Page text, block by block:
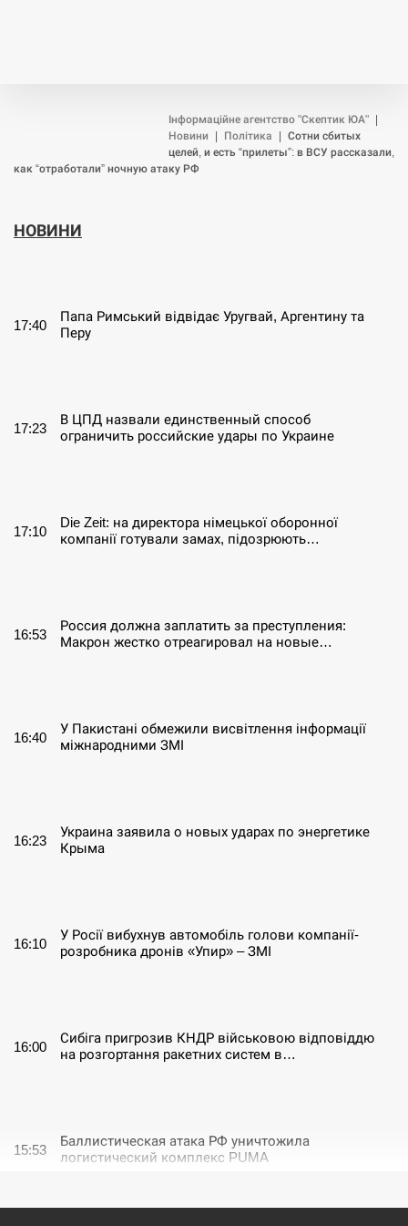
Інформаційне агентство "Скептик ЮА"
Новини
Політика
Сотни сбитых
целей, и есть “прилеты”: в ВСУ рассказали,
как “отработали” ночную атаку РФ
НОВИНИ
17:40
Папа Римський відвідає Уругвай, Аргентину та
Перу
17:23
В ЦПД назвали единственный способ
ограничить российские удары по Украине
17:10
Die Zeit: на директора німецької оборонної
компанії готували замах, підозрюють…
16:53
Россия должна заплатить за преступления:
Макрон жестко отреагировал на новые…
16:40
У Пакистані обмежили висвітлення інформації
міжнародними ЗМІ
16:23
Украина заявила о новых ударах по энергетике
Крыма
16:10
У Росії вибухнув автомобіль голови компанії-
розробника дронів «Упир» – ЗМІ
16:00
Сибіга пригрозив КНДР військовою відповіддю
на розгортання ракетних систем в…
15:53
Баллистическая атака РФ уничтожила
логистический комплекс PUMA